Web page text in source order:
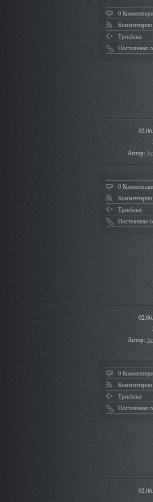
0
Комментарии
Трекбеки
Постоянная
Автор:
0
Комментарии
Трекбеки
Постоянная
Автор:
0
Комментарии
Трекбеки
Постоянная